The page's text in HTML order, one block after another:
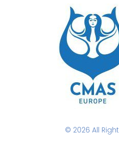
© 2026 All